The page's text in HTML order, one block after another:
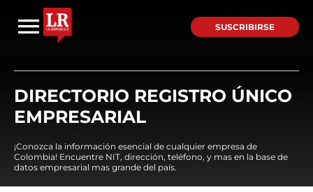
SUSCRIBIRSE
DIRECTORIO REGISTRO ÚNICO
EMPRESARIAL
¡Conozca la información esencial de cualquier empresa de
Colombia! Encuentre NIT, dirección, teléfono, y mas en la base de
datos empresarial mas grande del país.